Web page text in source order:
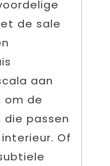
de sale
aan
om de
passen
Of